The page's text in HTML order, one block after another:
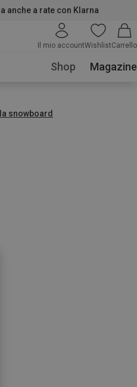
anche a rate con Klarna
Il mio accountWishlistCarrello
Shop Magazine
snowboard